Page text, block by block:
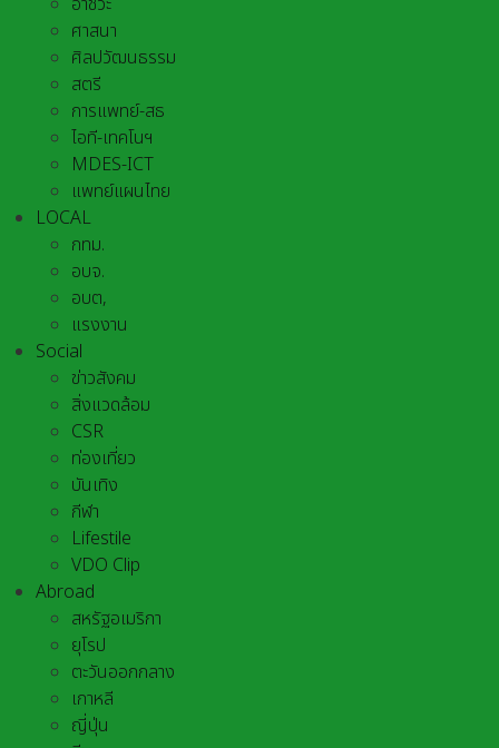
ศาสนา
ศิลปวัฒนธรรม
สตรี
การแพทย์-สธ
ไอที-เทคโนฯ
MDES-ICT
แพทย์แผนไทย
LOCAL
กทม.
อบจ.
อบต,
แรงงาน
Social
ข่าวสังคม
สิ่งแวดล้อม
CSR
ท่องเที่ยว
บันเทิง
กีฬา
Lifestile
VDO Clip
Abroad
สหรัฐอเมริกา
ยุโรป
ตะวันออกกลาง
เกาหลี
ญี่ปุ่น